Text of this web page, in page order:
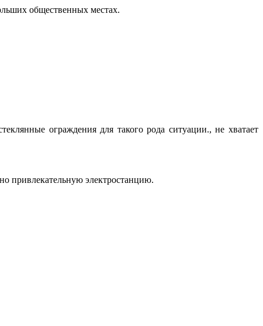
общественных местах.
ограждения для такого рода ситуации., не хватает
привлекательную электростанцию.